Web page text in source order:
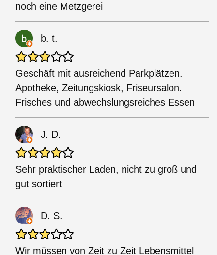
noch eine Metzgerei
b. t.
Geschäft mit ausreichend Parkplätzen.
Apotheke, Zeitungskiosk, Friseursalon.
Frisches und abwechslungsreiches Essen
J. D.
Sehr praktischer Laden, nicht zu groß und
gut sortiert
D. S.
Wir müssen von Zeit zu Zeit Lebensmittel